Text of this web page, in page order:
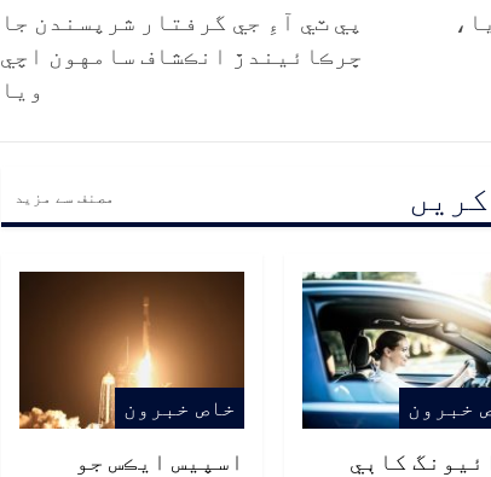
ويا،
پي ٽي آءِ جي گرفتار شرپسندن جا
ڇرڪائيندڙ انڪشاف سامهون اچي
ويا
مصنف سے مزید
خبرون
کاٻي
خاص خبرون
اسپيس ايڪس جو